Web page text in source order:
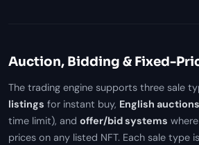
Auction, Bidding & Fixed-
The trading engine supports three sale
listings for instant buy, English auctions
time limit), and offer/bid systems
prices on any listed NFT. Each sale type